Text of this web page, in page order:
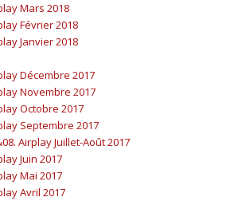
Mars 2018
Février 2018
Janvier 2018
Décembre 2017
Novembre 2017
Octobre 2017
Septembre 2017
Airplay Juillet-Août 2017
Juin 2017
Mai 2017
Avril 2017